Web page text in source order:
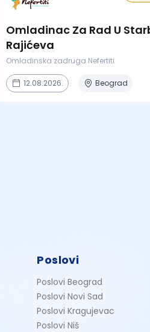
Omladinac Za Rad U
Rajićeva
Omladinska zadruga Nefertiti
12.08.2026. Beograd
Poslovi
Poslovi Beograd
Poslovi Novi Sad
Poslovi Kragujevac
Poslovi Niš